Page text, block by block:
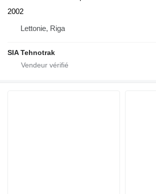
2002
Lettonie, Riga
SIA Tehnotrak